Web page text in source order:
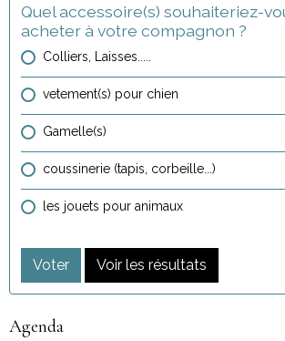
Quel accessoire(s) souhaiteriez-
acheter à votre compagnon ?
Colliers, Laisses.....
vetement(s) pour chien
Gamelle(s)
coussinerie (tapis, corbeille...)
les jouets pour animaux
Voter Voir les résultats
Agenda